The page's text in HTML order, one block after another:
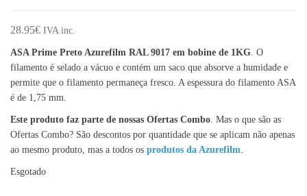
28.95€ IVA inc.
ASA Prime Preto Azurefilm RAL 9017 em bobine de 1KG . O
filamento é selado a vácuo e contém um saco que absorve a humidade e
permite que o filamento permaneça fresco. A espessura do filamento ASA
é de 1,75 mm.
Este produto faz parte de nossas Ofertas Combo . Mas o que são as
Ofertas Combo? São descontos por quantidade que se aplicam não apenas
ao mesmo produto, mas a todos os produtos da Azurefilm
Esgotado